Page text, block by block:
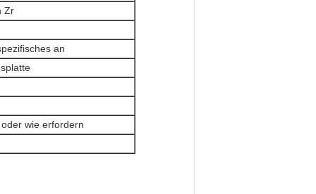
Zr
an
wie erfordern